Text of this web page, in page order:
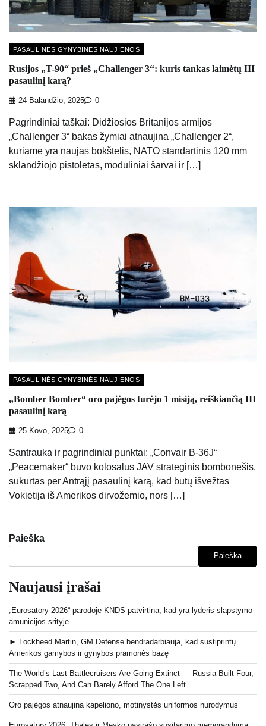
PASAULINĖS GYNYBINĖS NAUJIENOS
Rusijos „T-90“ prieš „Challenger 3“: kuris tankas laimėtų III
pasaulinį karą?
24 Balandžio, 2025 0
Pagrindiniai taškai: Didžiosios Britanijos armijos
„Challenger 3“ bakas žymiai atnaujina „Challenger 2“,
kuriame yra naujas bokštelis, NATO standartinis 120 mm
sklandžiojo pistoletas, moduliniai šarvai ir […]
PASAULINĖS GYNYBINĖS NAUJIENOS
„Bomber Bomber“ oro pajėgos turėjo 1 misiją, reiškiančią III
pasaulinį karą
25 Kovo, 2025 0
Santrauka ir pagrindiniai punktai: „Convair B-36J“
„Peacemaker“ buvo kolosalus JAV strateginis bombonešis,
sukurtas per Antrąjį pasaulinį karą, kad būtų išvežtas
Vokietija iš Amerikos dirvožemio, nors […]
Paieška
Paieška
Naujausi įrašai
„Eurosatory 2026“ parodoje KNDS patvirtina, kad yra lyderis slapstymo
amunicijos srityje
► Lockheed Martin, GM Defense bendradarbiauja, kad sustiprintų
Amerikos gamybos ir gynybos pramonės bazę
The World’s Last Battlecruisers Are Going Extinct — Russia Built Four,
Scrapped Two, And Can Barely Afford The One Left
Oro pajėgos atnaujina kapeliono, motinystės uniformos nurodymus